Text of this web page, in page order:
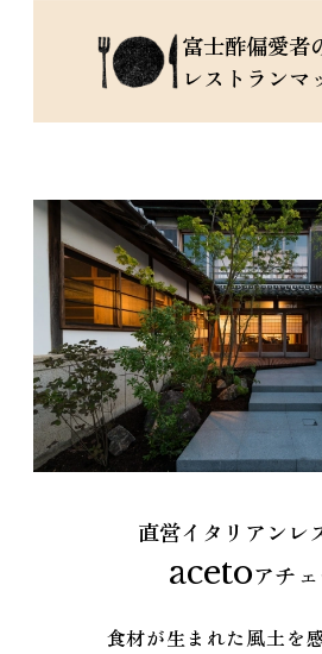
富士酢偏愛者
レストランマ
直営イタリアンレ
acetoアチ
食材が生まれた風土を